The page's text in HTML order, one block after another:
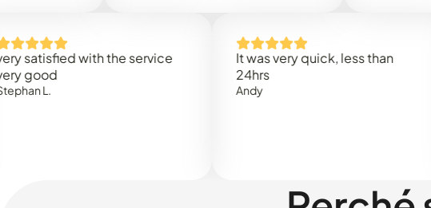
with the service
It was very quick, less than